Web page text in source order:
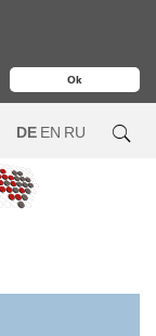
Ok
DE EN RU